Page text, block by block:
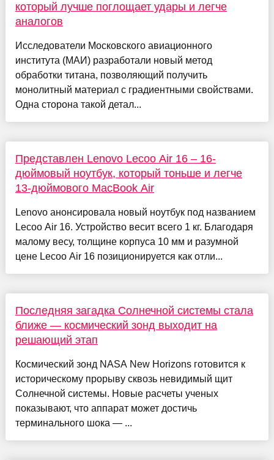
который лучше поглощает удары и легче
аналогов
Исследователи Московского авиационного
института (МАИ) разработали новый метод
обработки титана, позволяющий получить
монолитный материал с градиентными свойствами.
Одна сторона такой детал...
Представлен Lenovo Lecoo Air 16 – 16-
дюймовый ноутбук, который тоньше и легче
13-дюймового MacBook Air
Lenovo анонсировала новый ноутбук под названием
Lecoo Air 16. Устройство весит всего 1 кг. Благодаря
малому весу, толщине корпуса 10 мм и разумной
цене Lecoo Air 16 позиционируется как отли...
Последняя загадка Солнечной системы стала
ближе — космический зонд выходит на
решающий этап
Космический зонд NASA New Horizons готовится к
историческому прорыву сквозь невидимый щит
Солнечной системы. Новые расчеты ученых
показывают, что аппарат может достичь
терминального шока — ...